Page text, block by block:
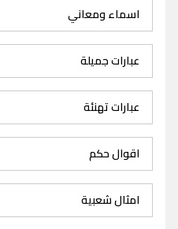
اسماء ومعاني
عبارات جميلة
عبارات تهنئة
اقوال حكم
امثال شعبية